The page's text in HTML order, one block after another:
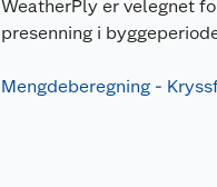
WeatherPly er velegnet
presenning i
Mengdeberegning -